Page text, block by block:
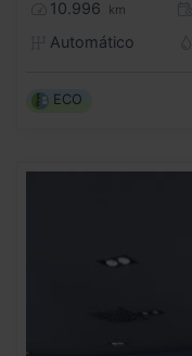
10.996 km
Automático
ECO